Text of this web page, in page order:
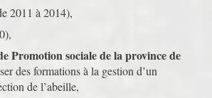
2011 à 2014),
Promotion sociale de la province de
des formations à la gestion d’un
de l’abeille,